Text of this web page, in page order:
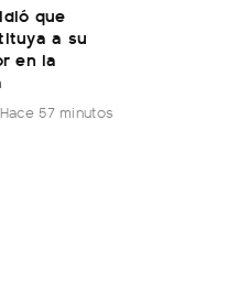
que
a su
en la
Hace 57 minutos